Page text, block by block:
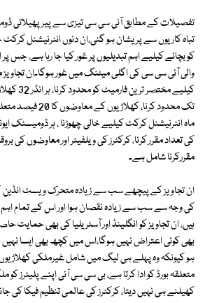
تباہ کاریوں سے پریشان ہو گئی،ان دنوں انٹرنیشنل
کو بچانے کیلیے اہم تبدیلیوں پر غور کیا جا رہا ہے، جس
والی آئی سی سی کی اگلی میٹنگ میں غور ہوگا۔ان
ماہ انٹرنیشنل کرکٹ کیلیے خالی چھوڑنا ، ہر ڈومیسٹک
کی تعداد مقرر کرنا، کرکٹرز کی ویلفیئر اور معاوضوں کی
مقررکرنا شامل ہے۔
ان تجاویز کے پیچھے سب سے زیادہ متحرک ویسٹ
کی وجہ سے سب سے زیادہ نقصان ہوا اور اس کے تمام
ہیں، ان تجاویز کو انگلینڈ اور آسٹریلیا کی بھی حمایت
بھی کوئی اعتراض نہیں ہوگا،اس میں کچھ بھی ایسا نہیں
متعلقہ بورڈ کو ادا کرتا ہے، بی سی سی آئی اپنے پلیئرز
کھیلنے ہی نہیں دیتا، کرکٹرز کی عالمی تنظیم فیکا کی